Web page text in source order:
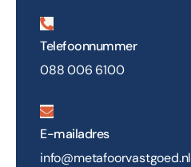
Telefoonnummer
088 006 6100
E-mailadres
info@metafoorvastgoed.nl